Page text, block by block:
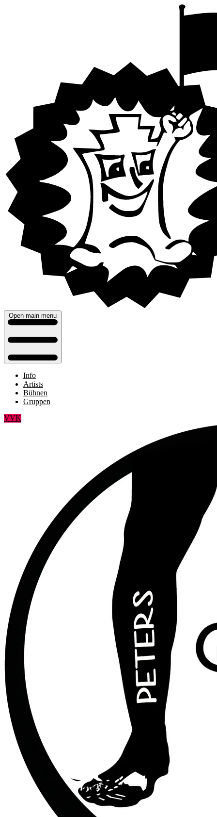
Open main menu
Info
Artists
Bühnen
Gruppen
VVK